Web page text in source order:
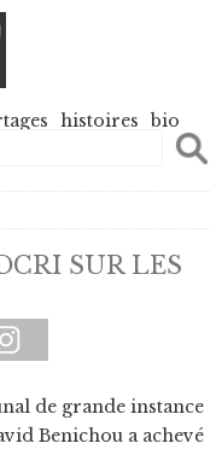
histoires bio
SUR LES
de grande instance
Benichou a achevé